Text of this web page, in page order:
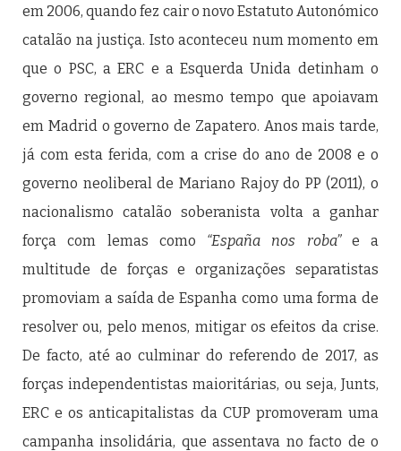
em 2006, quando fez cair o novo Estatuto Autonómico
catalão na justiça. Isto aconteceu num momento em
que o PSC, a ERC e a Esquerda Unida detinham o
governo regional, ao mesmo tempo que apoiavam
em Madrid o governo de Zapatero. Anos mais tarde,
já com esta ferida, com a crise do ano de 2008 e o
governo neoliberal de Mariano Rajoy do PP (2011), o
nacionalismo catalão soberanista volta a ganhar
força com lemas como “España nos roba”e a
multitude de forças e organizações separatistas
promoviam a saída de Espanha como uma forma de
resolver ou, pelo menos, mitigar os efeitos da crise.
De facto, até ao culminar do referendo de 2017, as
forças independentistas maioritárias, ou seja, Junts,
ERC e os anticapitalistas da CUP promoveram uma
campanha insolidária, que assentava no facto de o